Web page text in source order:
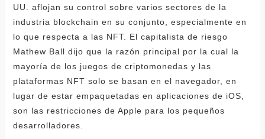
UU. aflojan su control sobre varios sectores de la
industria blockchain en su conjunto, especialmente en
lo que respecta a las NFT. El capitalista de riesgo
Mathew Ball dijo que la razón principal por la cual la
mayoría de los juegos de criptomonedas y las
plataformas NFT solo se basan en el navegador, en
lugar de estar empaquetadas en aplicaciones de iOS,
son las restricciones de Apple para los pequeños
desarrolladores.